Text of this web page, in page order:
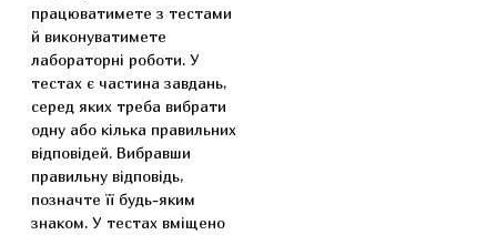
працюватимете з тестами
й виконуватимете
лабораторні роботи. У
тестах є частина завдань,
серед яких треба вибрати
одну або кілька правильних
відповідей. Вибравши
правильну відповідь,
позначте її будь-яким
знаком. У тестах вміщено